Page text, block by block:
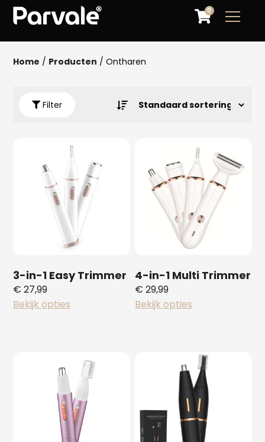
0
Home / Producten / Ontharen
Filter
3-in-1 Easy Trimmer
€ 27,99
Bekijk opties
4-in-1 Multi Trimmer
€ 29,99
Bekijk opties